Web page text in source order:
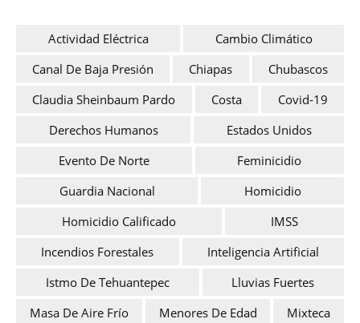
Actividad Eléctrica
Cambio Climático
Canal De Baja Presión
Chiapas
Chubascos
Claudia Sheinbaum Pardo
Costa
Covid-19
Derechos Humanos
Estados Unidos
Evento De Norte
Feminicidio
Guardia Nacional
Homicidio
Homicidio Calificado
IMSS
Incendios Forestales
Inteligencia Artificial
Istmo De Tehuantepec
Lluvias Fuertes
Masa De Aire Frío
Menores De Edad
Mixteca